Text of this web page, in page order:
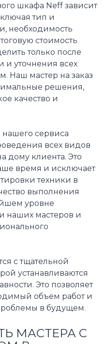
шкафа Neff зависит
тип и
необходимость
стоимость
только после
и уточнения всех
Наш мастер на заказ
решения,
качество и
сервиса
всех видов
дому клиента. Это
время и исключает
техники в
выполнения
уровне
наших мастеров и
с тщательной
устанавливаются
Это позволяет
объем работ и
в будущем.
МАСТЕРА С